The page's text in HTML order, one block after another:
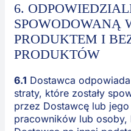
6.
SPOWODOWANĄ
PRODUKTEM I
PRODUKTÓW
6.1 Dostawca
straty, które zostały
przez Dostawcę lub
pracowników lub osoby,